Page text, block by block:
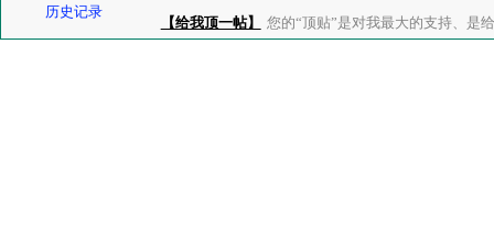
历史记录
【给我顶一帖】 您的“顶贴”是对我最大的支持、是